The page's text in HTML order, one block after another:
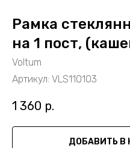
Рамка
на 1 пост,
Voltum
Артикул: VLS110103
1 360 р.
ДОБАВИТЬ В